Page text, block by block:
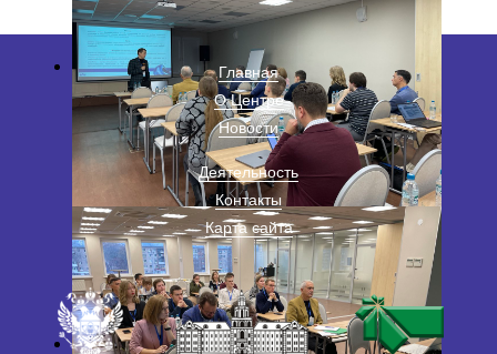
Главная
О Центре
Новости
Деятельность
Контакты
Карта сайта